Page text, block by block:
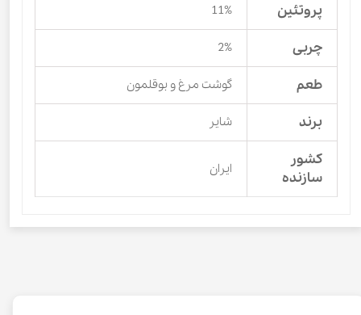
پروتئین 11%
چربی 2%
طعم گوشت مرغ و بوقلمون
برند شایر
کشور
سازنده
ایران